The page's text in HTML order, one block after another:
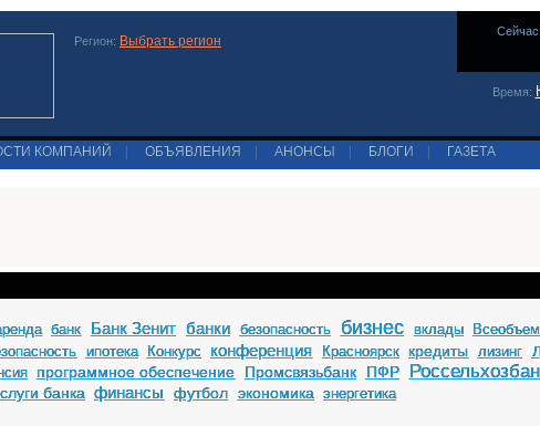
Регион: Выбрать регион
Сейчас:
Время:
КОМПАНИЙ ОБЪЯВЛЕНИЯ АНОНСЫ БЛОГИ ГАЗЕТА
банк Банк Зенит банки безопасность бизнес вклады
ипотека Конкурс конференция Красноярск кредиты лизинг
программное обеспечение Промсвязьбанк ПФР
банка финансы футбол экономика энергетика